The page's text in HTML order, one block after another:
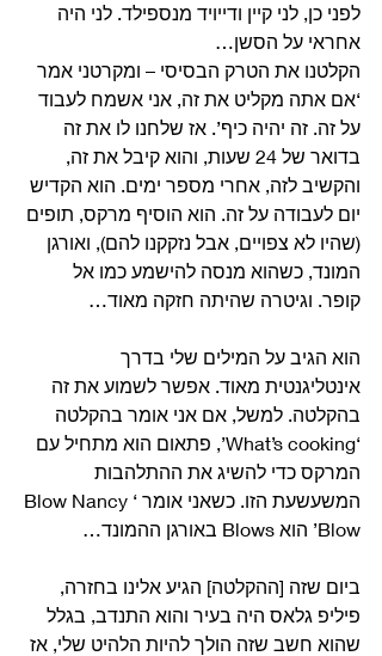
לפני כן, לני קיין ודייויד מנספילד. לני היה
אחראי על הסשן…
הקלטנו את הטרק הבסיסי – ומקרטני אמר
‘אם אתה מקליט את זה, אני אשמח לעבוד
על זה. זה יהיה כיף’. אז שלחנו לו את זה
בדואר של 24 שעות, והוא קיבל את זה,
והקשיב לזה, אחרי מספר ימים. הוא הקדיש
יום לעבודה על זה. הוא הוסיף מרקס, תופים
(שהיו לא צפויים, אבל נזקקנו להם), ואורגן
המונד, כשהוא מנסה להישמע כמו אל
קופר. וגיטרה שהיתה חזקה מאוד…
הוא הגיב על המילים שלי בדרך
אינטליגנטית מאוד. אפשר לשמוע את זה
בהקלטה. למשל, אם אני אומר בהקלטה
‘What’s cooking’, פתאום הוא מתחיל עם
המרקס כדי להשיג את ההתלהבות
המשעשעת הזו. כשאני אומר ‘Blow Nancy
Blow’ הוא Blows באורגן ההמונד…
ביום שזה [ההקלטה] הגיע אלינו בחזרה,
פיליפ גלאס היה בעיר והוא התנדב, בגלל
שהוא חשב שזה הולך להיות הלהיט שלי, אז